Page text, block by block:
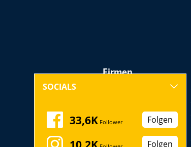
Firmen
Messen, Seminare,
Kongresse
SOCIALS
33,6K Follower Folgen
Folgen